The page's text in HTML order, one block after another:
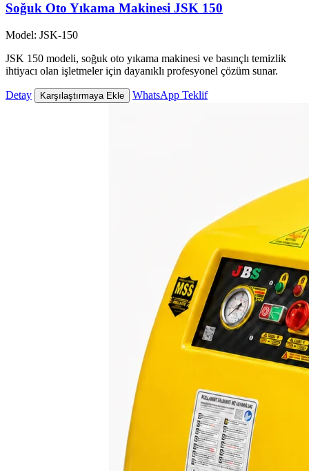
Soğuk Oto Yıkama Makinesi JSK 150
Model: JSK-150
JSK 150 modeli, soğuk oto yıkama makinesi ve basınçlı temizlik
ihtiyacı olan işletmeler için dayanıklı profesyonel çözüm sunar.
Detay Karşılaştırmaya Ekle WhatsApp Teklif